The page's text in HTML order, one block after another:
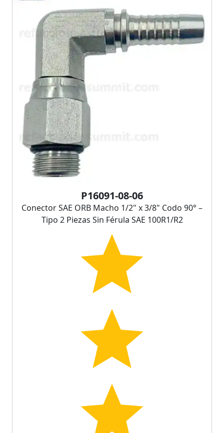
P16091-08-06
Conector SAE ORB Macho 1/2" x 3/8" Codo 90° –
Tipo 2 Piezas Sin Férula SAE 100R1/R2